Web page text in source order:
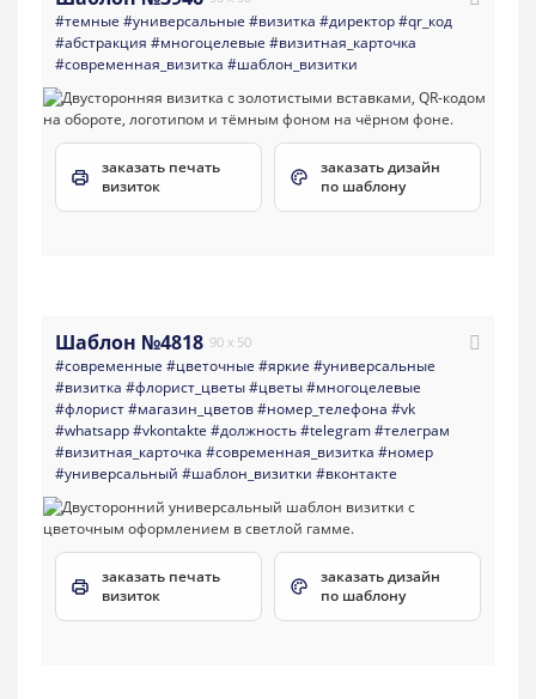
#темные #универсальные #визитка #директор#qr_код
#абстракция #многоцелевые #визитная_карточка
#современная_визитка #шаблон_визитки
заказать печать
визиток
заказать дизайн
по шаблону
Шаблон №4818 90 x 50
#современные #цветочные #яркие #универсальные
#визитка #флорист_цветы#цветы#многоцелевые
#флорист#магазин_цветов#номер_телефона #vk
#whatsapp#vkontakte #должность#telegram#телеграм
#визитная_карточка #современная_визитка #номер
#универсальный #шаблон_визитки #вконтакте
заказать печать
визиток
заказать дизайн
по шаблону